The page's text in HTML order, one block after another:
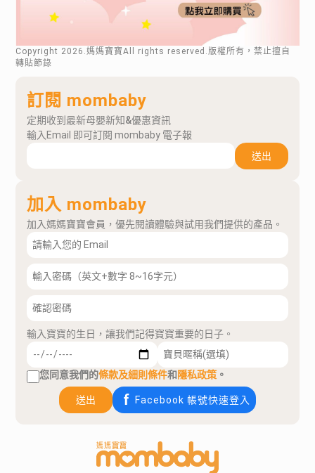
Copyright 2026 .媽媽寶寶All rights reserved.版權所有，禁止擅自
轉貼節錄
訂閱 mombaby
定期收到最新母嬰新知&優惠資訊
輸入Email 即可訂閱 mombaby 電子報
送出
加入 mombaby
加入媽媽寶寶會員，優先閱讀體驗與試用我們提供的產品。
輸入寶寶的生日，讓我們記得寶寶重要的日子。
您同意我們的條款及細則條件和隱私政策 。
送出 Facebook 帳號快速登入